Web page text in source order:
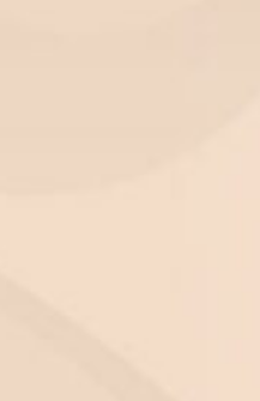
rozwinięta medycyna.